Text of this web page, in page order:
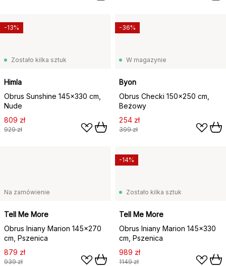
Zostało kilka sztuk
Himla
Obrus Sunshine 145x330 cm,
Nude
809 zł
929 zł
-13%
W magazynie
Byon
Obrus Checki 150x250 cm,
Beżowy
254 zł
399 zł
-36%
Na zamówienie
Tell Me More
Obrus lniany Marion 145x270
cm, Pszenica
879 zł
939 zł
Zostało kilka sztuk
Tell Me More
Obrus lniany Marion 145x330
cm, Pszenica
989 zł
1149 zł
-14%